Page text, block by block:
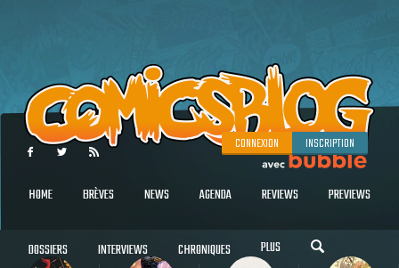
CONNEXION INSCRIPTION
HOME BRÈVES NEWS AGENDA REVIEWS PREVIEWS
DOSSIERS INTERVIEWS CHRONIQUES PLUS